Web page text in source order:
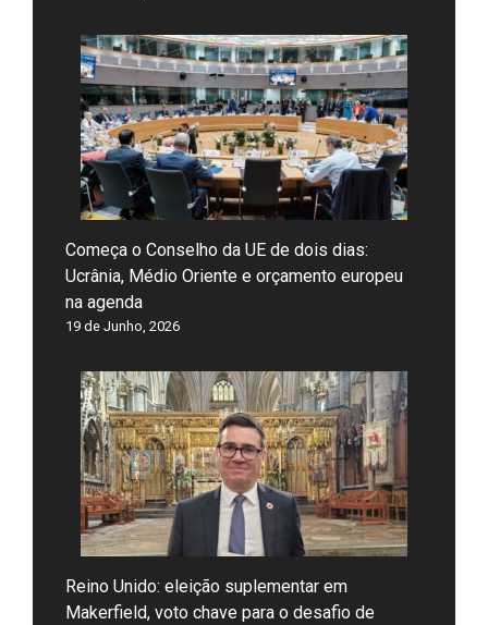
Começa o Conselho da UE de dois dias:
Ucrânia, Médio Oriente e orçamento europeu
na agenda
19 de Junho, 2026
Reino Unido: eleição suplementar em
Makerfield, voto chave para o desafio de